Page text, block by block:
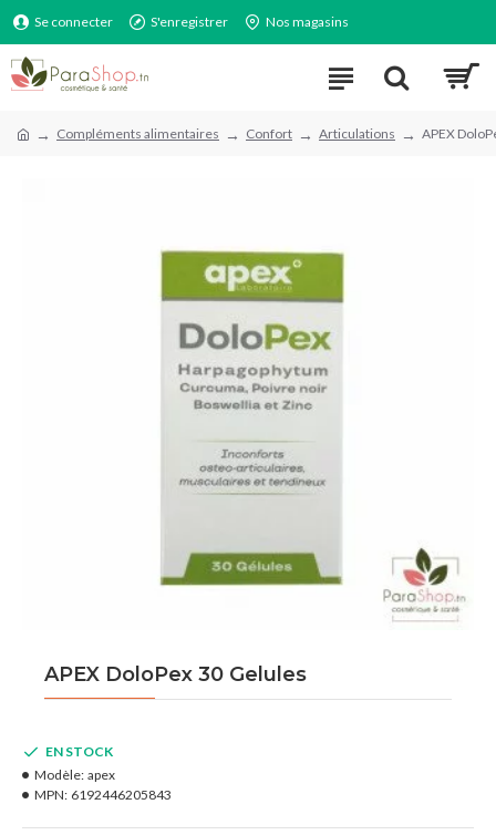
Se connecter S'enregistrer Nos magasins
Compléments alimentaires Confort Articulations APEX
APEX DoloPex 30 Gelules
EN STOCK
Modèle: apex
MPN: 6192446205843